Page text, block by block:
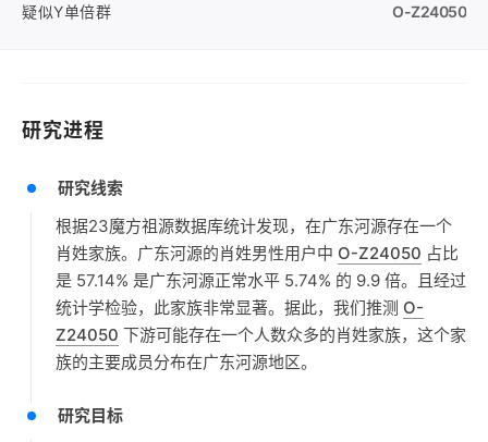
疑似Y单倍群 O-Z24050
研究进程
研究线索
根据23魔方祖源数据库统计发现，在广东河源存在一个
肖姓家族。广东河源的肖姓男性用户中 O-Z24050 占比
是 57.14% 是广东河源正常水平 5.74% 的 9.9 倍。且经过
统计学检验，此家族非常显著。据此，我们推测 O-
Z24050 下游可能存在一个人数众多的肖姓家族，这个家
族的主要成员分布在广东河源地区。
研究目标